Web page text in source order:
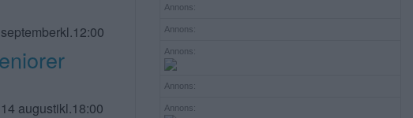
14 augustikl.18:00
Annons:
Annons:
Annons:
Annons:
Annons: